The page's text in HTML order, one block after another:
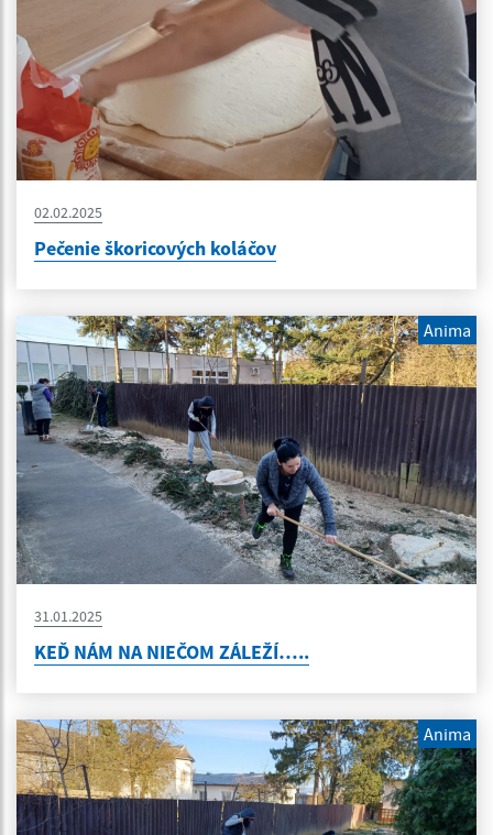
02.02.2025
Pečenie škoricových koláčov
Anima
31.01.2025
KEĎ NÁM NA NIEČOM ZÁLEŽÍ…..
Anima